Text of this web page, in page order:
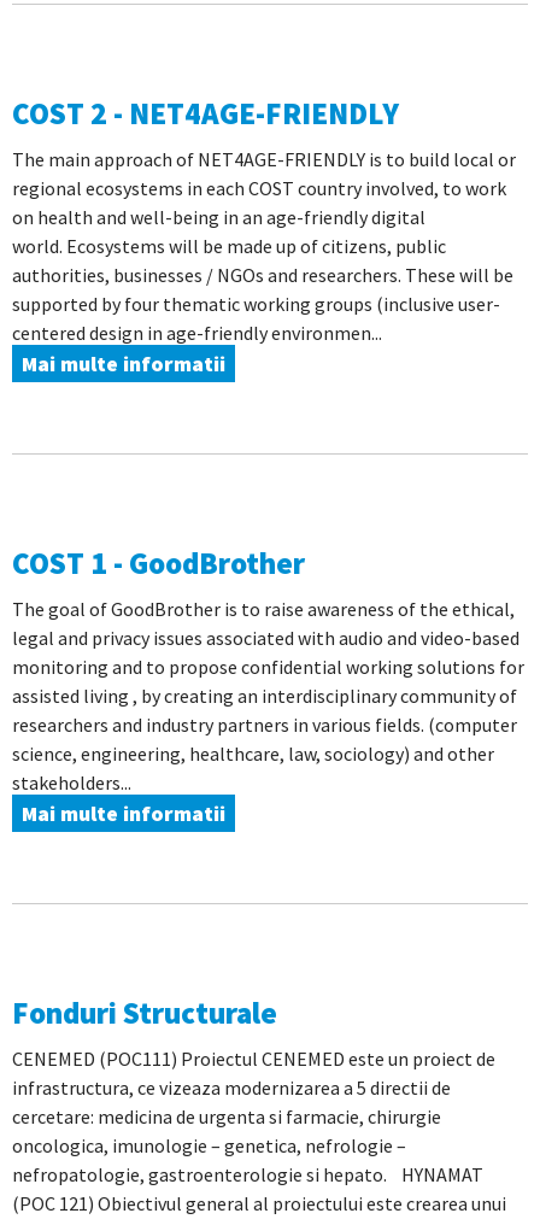
COST 2 - NET4AGE-FRIENDLY
The main approach of NET4AGE-FRIENDLY is to build local or
regional ecosystems in each COST country involved, to work
on health and well-being in an age-friendly digital
world. Ecosystems will be made up of citizens, public
authorities, businesses / NGOs and researchers. These will be
supported by four thematic working groups (inclusive user-
centered design in age-friendly environmen...
Mai multe informatii
COST 1 - GoodBrother
The goal of GoodBrother is to raise awareness of the ethical,
legal and privacy issues associated with audio and video-based
monitoring and to propose confidential working solutions for
assisted living , by creating an interdisciplinary community of
researchers and industry partners in various fields. (computer
science, engineering, healthcare, law, sociology) and other
stakeholders...
Mai multe informatii
Fonduri Structurale
CENEMED (POC111) Proiectul CENEMED este un proiect de
infrastructura, ce vizeaza modernizarea a 5 directii de
cercetare: medicina de urgenta si farmacie, chirurgie
oncologica, imunologie – genetica, nefrologie –
nefropatologie, gastroenterologie si hepato. HYNAMAT
(POC 121) Obiectivul general al proiectului este crearea unui